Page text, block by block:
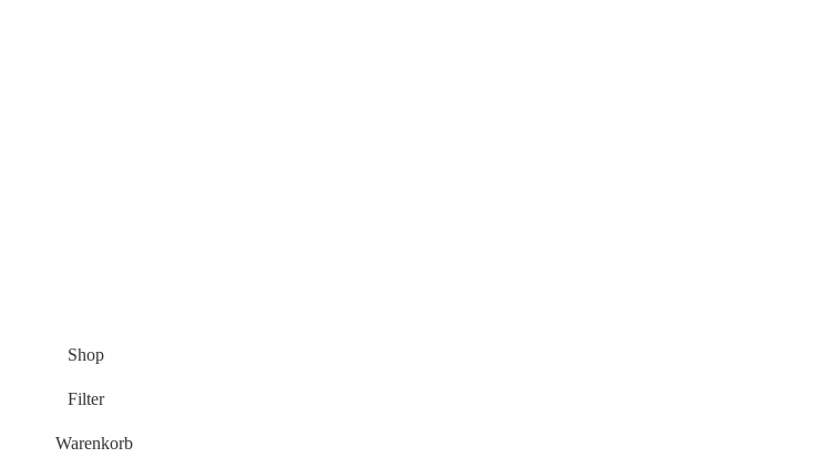
Shop
Filter
Warenkorb